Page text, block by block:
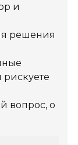
и
решения
рискуете
вопрос, о